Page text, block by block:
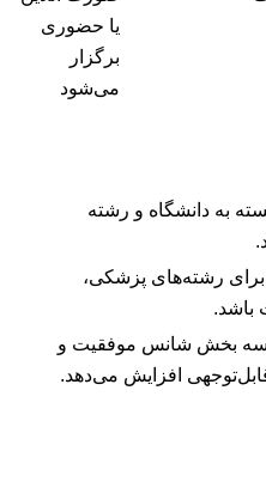
یا حضوری
برگزار
می‌شود
به دانشگاه و رشته
رشته‌های پزشکی،
باشد.
سه بخش شانس موفقیت و
افزایش می‌دهد.